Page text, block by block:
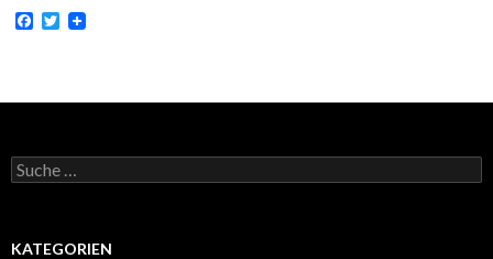
F
o
T
e
Suche
nach:
KATEGORIEN